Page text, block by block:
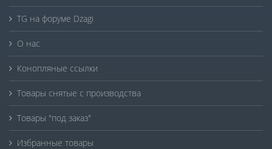
TG на форуме Dzagi
О нас
Конопляные ссылки
Товары снятые с производства
Товары "под заказ"
Избранные товары